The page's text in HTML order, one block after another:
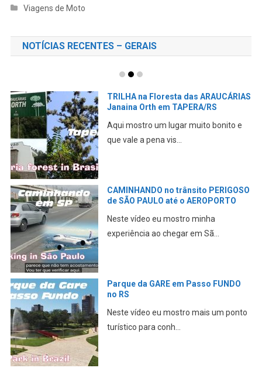
Viagens de Moto
NOTÍCIAS RECENTES – GERAIS
TRILHA na Floresta das ARAUCÁRIAS
Janaina Orth em TAPERA/RS
Aqui mostro um lugar muito bonito e
que vale a pena vis...
CAMINHANDO no trânsito PERIGOSO
de SÃO PAULO até o AEROPORTO
Neste vídeo eu mostro minha
experiência ao chegar em Sã...
Parque da GARE em Passo FUNDO
no RS
Neste vídeo eu mostro mais um ponto
turístico para conh...